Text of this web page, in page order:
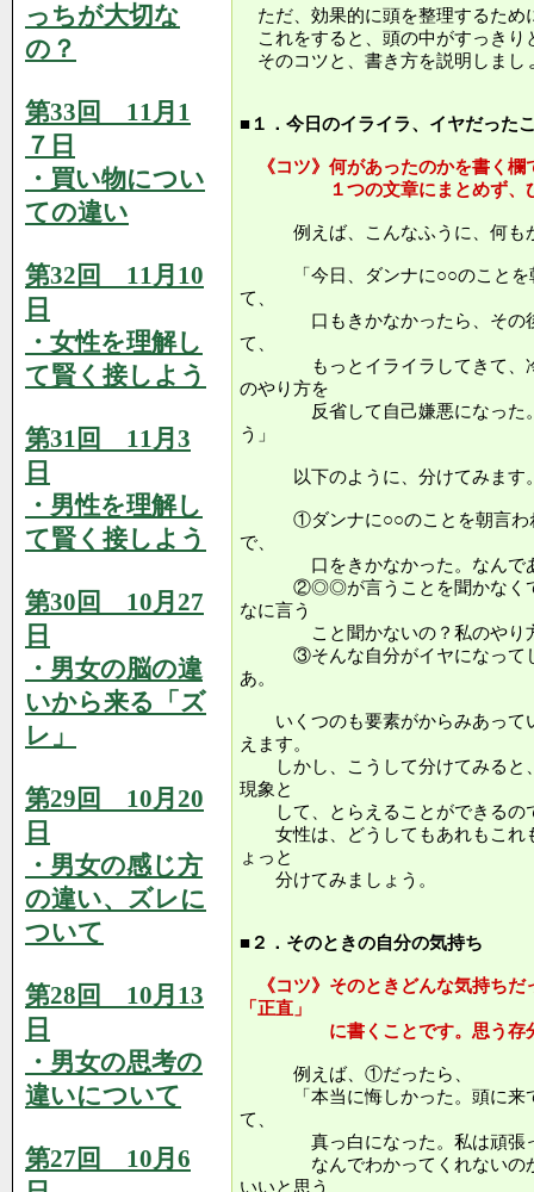
っちが大切な
の？
第33回 11月1
７日
・買い物につい
ての違い
第32回 11月10
日
・女性を理解し
て賢く接しよう
第31回 11月3
日
・男性を理解し
て賢く接しよう
第30回 10月27
日
・男女の脳の違
いから来る「ズ
レ」
第29回 10月20
日
・男女の感じ方
の違い、ズレに
ついて
第28回 10月13
日
・男女の思考の
違いについて
第27回 10月6
ただ、効果的に頭を整理するため
これをすると、頭の中がすっきり
そのコツと、書き方を説明しまし
■１．今日のイライラ、イヤだった
《コツ》何があったのかを書く欄
１つの文章にまとめず、ひ
例えば、こんなふうに、何もか
「今日、ダンナに○○のことを朝
て、
口もきかなかったら、その後
て、
もっとイライラしてきて、冷
のやり方を
反省して自己嫌悪になった。
う」
以下のように、分けてみます
①ダンナに○○のことを朝言われ
で、
口をきかなかった。なんであ
②◎◎が言うことを聞かなくて
なに言う
こと聞かないの？私のやり方
③そんな自分がイヤになってし
あ。
いくつのも要素がからみあって
えます。
しかし、こうして分けてみると
現象と
して、とらえることができるの
女性は、どうしてもあれもこれ
ょっと
分けてみましょう。
■２．そのときの自分の気持ち
《コツ》そのときどんな気持ちだ
「正直」
に書くことです。思う存分に
例えば、①だったら、
「本当に悔しかった。頭に来て
て、
真っ白になった。私は頑張っ
なんでわかってくれないのか
いいと思う